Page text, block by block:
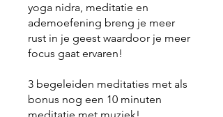
yoga nidra, meditatie en
ademoefening breng je meer
rust in je geest waardoor je meer
focus gaat ervaren!
3 begeleiden meditaties met als
bonus nog een 10 minuten